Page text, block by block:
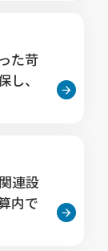
た苛
、
連設
内で